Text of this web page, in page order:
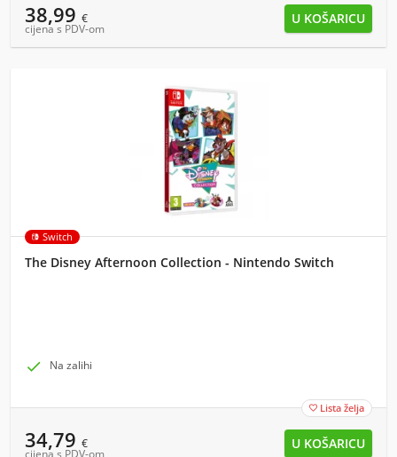
38,99 €
cijena s PDV-om
Switch
The Disney Afternoon Collection - Nintendo Switch
 Na zalihi
 Lista želja
34,79 €
cijena s PDV-om